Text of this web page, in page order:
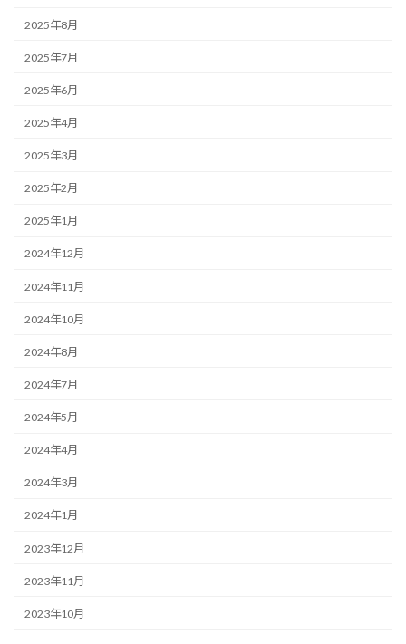
2025年8月
2025年7月
2025年6月
2025年4月
2025年3月
2025年2月
2025年1月
2024年12月
2024年11月
2024年10月
2024年8月
2024年7月
2024年5月
2024年4月
2024年3月
2024年1月
2023年12月
2023年11月
2023年10月